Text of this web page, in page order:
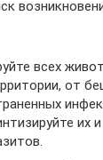
всех
от
их